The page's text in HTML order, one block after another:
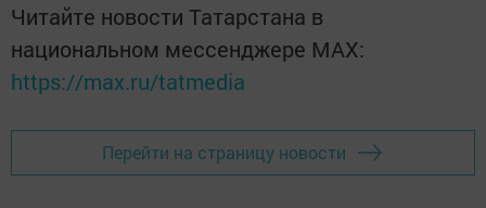
Читайте новости Татарстана в
национальном мессенджере MАХ:
https://max.ru/tatmedia
Перейти на страницу новости